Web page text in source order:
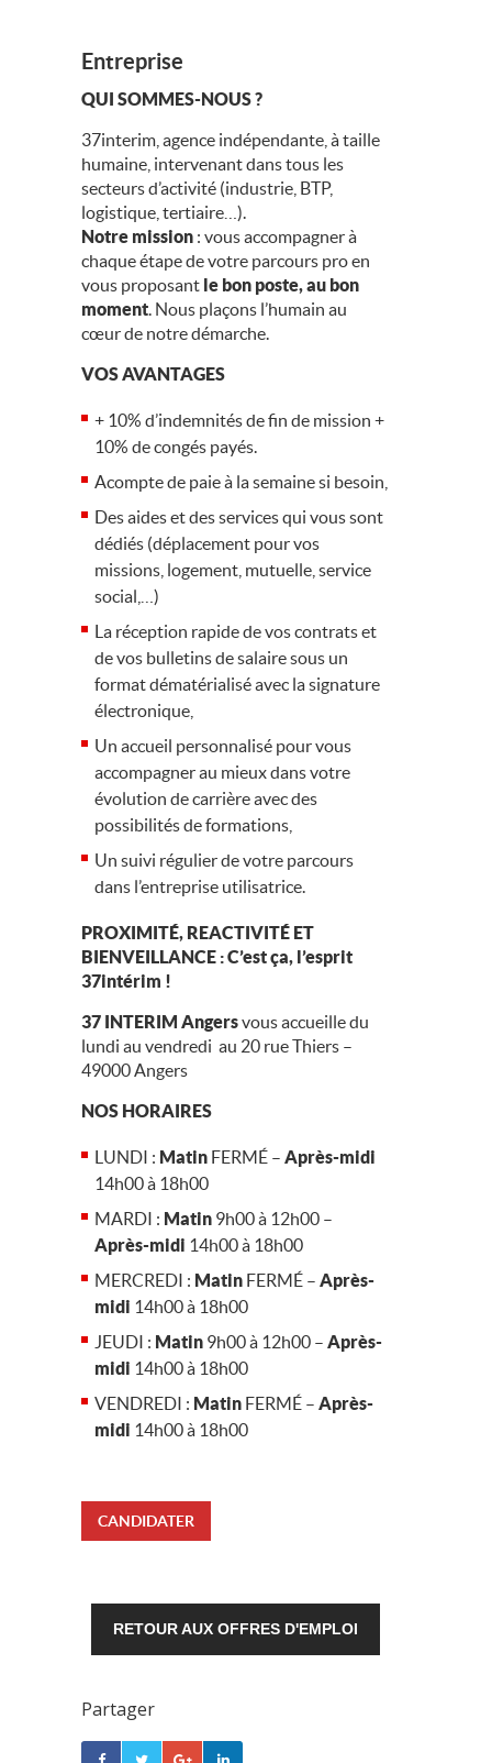
Entreprise
QUI SOMMES-NOUS ?
37interim, agence indépendante, à taille
humaine, intervenant dans tous les
secteurs d’activité (industrie, BTP,
logistique, tertiaire…).
Notre mission : vous accompagner à
chaque étape de votre parcours pro en
vous proposant le bon poste, au bon
moment. Nous plaçons l’humain au
cœur de notre démarche.
VOS AVANTAGES
+ 10% d’indemnités de fin de mission +
10% de congés payés.
Acompte de paie à la semaine si besoin,
Des aides et des services qui vous sont
dédiés (déplacement pour vos
missions, logement, mutuelle, service
social,…)
La réception rapide de vos contrats et
de vos bulletins de salaire sous un
format dématérialisé avec la signature
électronique,
Un accueil personnalisé pour vous
accompagner au mieux dans votre
évolution de carrière avec des
possibilités de formations,
Un suivi régulier de votre parcours
dans l’entreprise utilisatrice.
PROXIMITÉ, REACTIVITÉ ET
BIENVEILLANCE : C’est ça, l’esprit
37intérim !
37 INTERIM Angersvous accueille du
lundi au vendredi au 20 rue Thiers –
49000 Angers
NOS HORAIRES
LUNDI : Matin FERMÉ – Après-midi
14h00 à 18h00
MARDI : Matin 9h00 à 12h00 –
Après-midi 14h00 à 18h00
MERCREDI : Matin FERMÉ – Après-
midi 14h00 à 18h00
JEUDI : Matin 9h00 à 12h00 – Après-
midi 14h00 à 18h00
VENDREDI : Matin FERMÉ – Après-
midi 14h00 à 18h00
CANDIDATER
RETOUR AUX OFFRES D'EMPLOI
Partager